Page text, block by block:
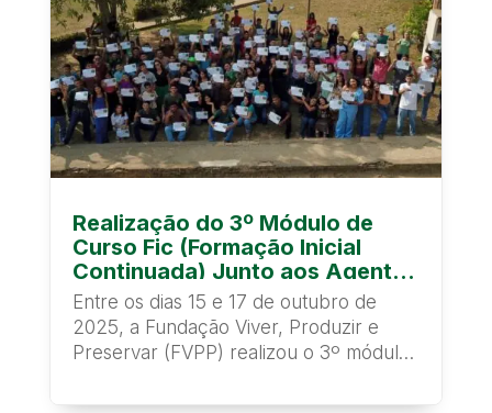
Realização do 3º Módulo de
Curso Fic (Formação Inicial
Continuada) Junto aos Agentes
Multiplicadores da Casa
Familiar Rural
Entre os dias 15 e 17 de outubro de
2025, a Fundação Viver, Produzir e
Preservar (FVPP) realizou o 3º módulo